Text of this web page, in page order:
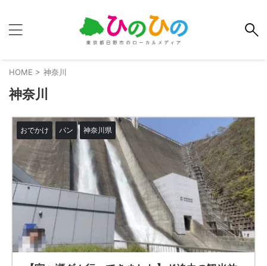
HOME > 神奈川
神奈川
おでかけ パン 神奈川県